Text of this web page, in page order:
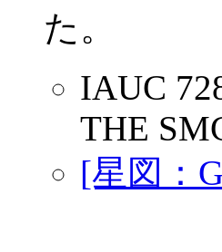
た。
IAUC
THE
[星図：